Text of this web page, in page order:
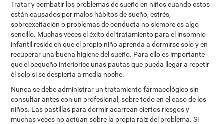
Tratar y combatir los problemas de sueño en niños cuando estos
están causados por malos hábitos de sueño, estrés,
sobreexcitación o problemas de conducta no siempre es algo
sencillo. Muchas veces el éxito del tratamiento para el insomnio
infantil reside en que el propio niño aprenda a dormirse solo y en
recuperar una buena higiene del sueño. Para ello es importante
que el pequeño interiorice unas pautas que pueda llegar a repetir
él solo si se despierta a media noche.
Nunca se debe administrar un tratamiento farmacológico sin
consultar antes con un profesional, sobre todo en el caso de los
niños. Las pastillas para dormir acarrean ciertos riesgos y
muchas veces no actúan sobre la propia raíz del problema. Si